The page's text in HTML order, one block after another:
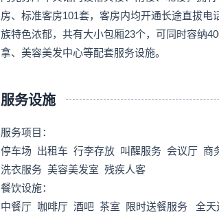
房、标准客房101套，客房内均开通长途直拔
族特色浓郁，共有大小包厢23个，可同时容纳
拿、美容美发中心等配套服务设施。
服务设施
服务项目：
停车场 出租车 行李存放 叫醒服务 会议厅 商
洗衣服务 美容美发室 残疾人客
餐饮设施：
中餐厅 咖啡厅 酒吧 茶室 限时送餐服务 全天